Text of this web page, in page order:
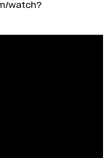
watch?